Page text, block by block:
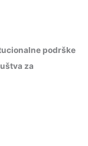
podrške
za